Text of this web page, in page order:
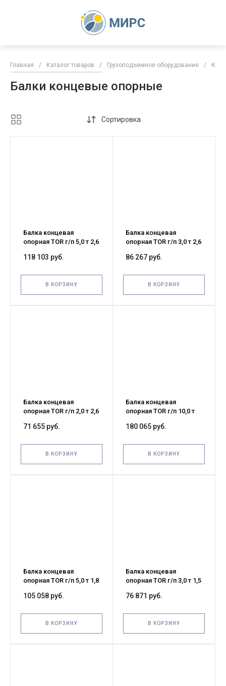
Главная / Каталог товаров / Грузоподъемное оборудование /
Балки концевые опорные
Сортировка
Балка концевая
опорная TOR г/п 5,0 т 2,6
118 103 руб.
В КОРЗИНУ
Балка концевая
опорная TOR г/п 3,0 т 2,6
86 267 руб.
В КОРЗИНУ
Балка концевая
опорная TOR г/п 2,0 т 2,6
71 655 руб.
В КОРЗИНУ
Балка концевая
опорная TOR г/п 10,0 т
180 065 руб.
В КОРЗИНУ
Балка концевая
опорная TOR г/п 5,0 т 1,8
105 058 руб.
В КОРЗИНУ
Балка концевая
опорная TOR г/п 3,0 т 1,5
76 871 руб.
В КОРЗИНУ